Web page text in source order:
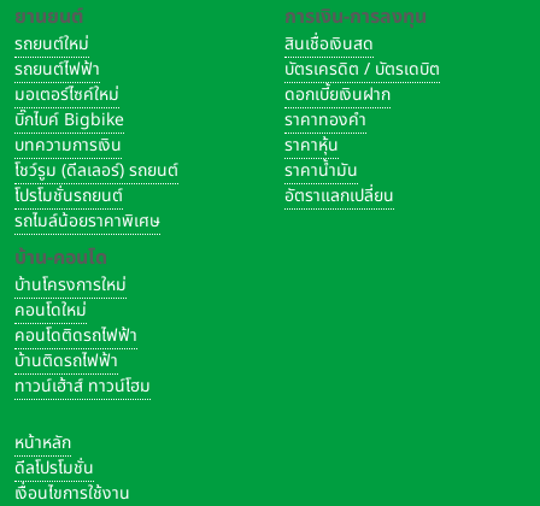
ยานยนต์
รถยนต์ใหม่
รถยนต์ไฟฟ้า
มอเตอร์ไซค์ใหม่
บิ๊กไบค์ Bigbike
บทความการเงิน
โชว์รูม (ดีลเลอร์) รถยนต์
โปรโมชั่นรถยนต์
รถไมล์น้อยราคาพิเศษ
บ้าน-คอนโด
บ้านโครงการใหม่
คอนโดใหม่
คอนโดติดรถไฟฟ้า
บ้านติดรถไฟฟ้า
ทาวน์เฮ้าส์ ทาวน์โฮม
การเงิน-การลงทุน
สินเชื่อเงินสด
บัตรเครดิต / บัตรเดบิต
ดอกเบี้ยเงินฝาก
ราคาทองคำ
ราคาหุ้น
ราคาน้ำมัน
อัตราแลกเปลี่ยน
หน้าหลัก
ดีลโปรโมชั่น
เงื่อนไขการใช้งาน